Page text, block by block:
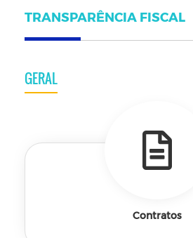
TRANSPARÊNCIA FISCAL
GERAL
Contratos